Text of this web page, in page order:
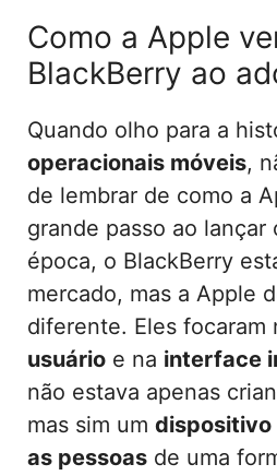
Como a Apple
BlackBerry ao
Quando olho para a
operacionais móveis,
de lembrar de como a
grande passo ao lançar
época, o BlackBerry
mercado, mas a Apple
diferente. Eles focaram
usuário e na interface
não estava apenas
mas sim um dispositivo
as pessoas de uma